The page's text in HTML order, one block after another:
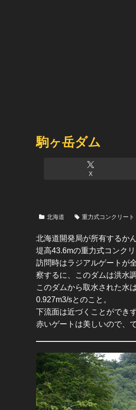
駒ヶ岳ダム
X
北海道 重力式コンクリート
北海道開発局が所有するか
堤高43.6mの重力式コンク
訪問時はラジアルゲートが
察するに、このダムは洪水
このダムから取水された水
0.927m3/sとのこと。
下流面は近づくことができ
赤いゲートは美しいので、